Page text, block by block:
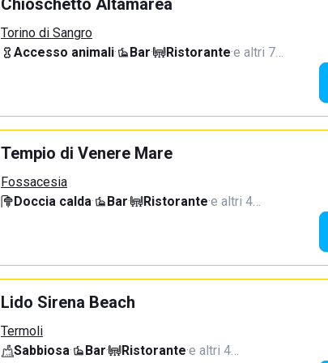
Chioschetto Altamarea
Torino di Sangro
Accesso animali· Bar· Ristorante·e altri 7…
Tempio di Venere Mare
Fossacesia
Doccia calda· Bar· Ristorante·e altri 4…
Lido Sirena Beach
Termoli
Sabbiosa· Bar· Ristorante·e altri 4…